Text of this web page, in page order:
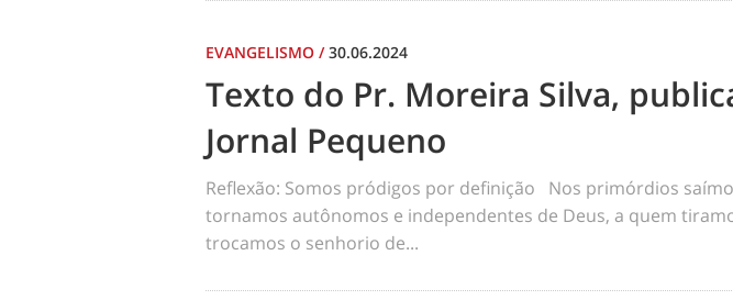
EVANGELISMO /30.06.2024
Texto do Pr. Moreira Silva,
Jornal Pequeno
Reflexão: Somos pródigos por definição Nos primórdios
tornamos autônomos e independentes de Deus, a quem
trocamos o senhorio de...